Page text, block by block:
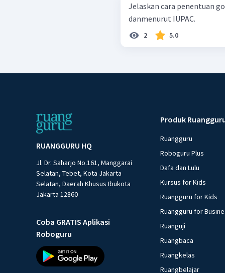
Jelaskan cara penentuan
danmenurut IUPAC.
2 5.0
RUANGGURU HQ
Jl. Dr. Saharjo No.161, Manggarai
Selatan, Tebet, Kota Jakarta
Selatan, Daerah Khusus Ibukota
Jakarta 12860
Coba GRATIS Aplikasi
Roboguru
Produk
Ruangguru
Roboguru Plus
Dafa dan Lulu
Kursus for Kids
Ruangguru for Kids
Ruangguru for
Ruanguji
Ruangbaca
Ruangkelas
Ruangbelajar